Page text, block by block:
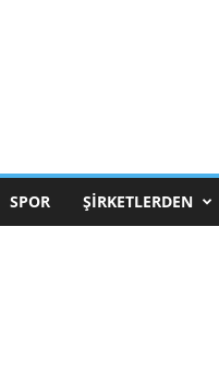
SPOR ŞIRKETLERDEN